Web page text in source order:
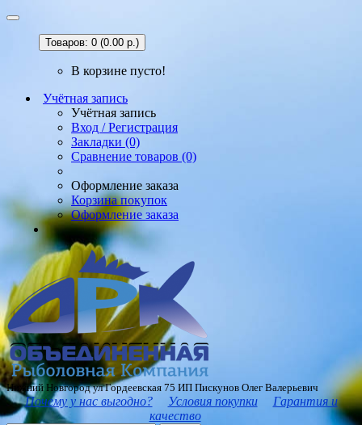
Товаров: 0 (0.00 р.)
В корзине пусто!
Учётная запись
Учётная запись
Вход / Регистрация
Закладки (0)
Сравнение товаров (0)
Оформление заказа
Корзина покупок
Оформление заказа
Нижний Новгород ул Гордеевская 75 ИП Пискунов Олег Валерьевич
Почему у нас выгодно? Условия покупки
Гарантия и
качество